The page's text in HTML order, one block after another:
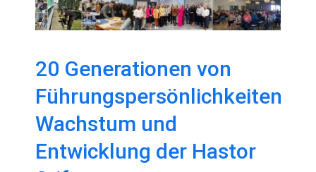
Hastor Stiftung
20 Generationen von
Führungspersönlichkeiten
Wachstum und
Entwicklung der Hastor